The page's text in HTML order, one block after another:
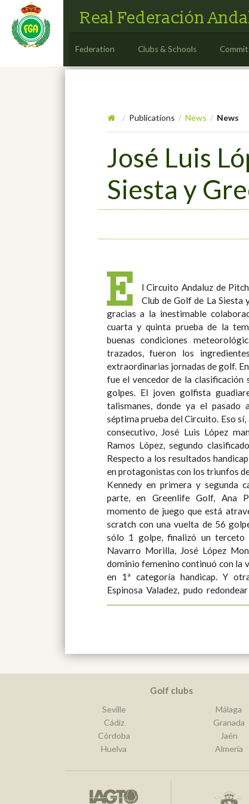
Real Federación
Federation Clubs & Schools
/ Publications / News / News
José Luis
Siesta y
E
l Circuito Andaluz de
Club de Golf de La Siesta
gracias a la inestimable
cuarta y quinta prueba de la temporada. En ambos
buenas condiciones
trazados, fueron los
extraordinarias jornadas de golf. En La Siesta, José Luis López Bautista
fue el vencedor de la
golpes. El joven golfista
talismanes, donde ya el
séptima prueba del Circuito. Eso sí, antes de sumar este segundo éxito
consecutivo, José Luis López
Ramos López, segundo
Respecto a los resultados
en protagonistas con los triunfos
Kennedy en primera y segunda
parte, en Greenlife Golf, Ana
momento de juego que está
scratch con una vuelta de 56
sólo 1 golpe, finalizó un terceto
Navarro Morilla, José López
dominio femenino continuó con la
en 1ª categoría handicap. Y
Espinosa Valadez, pudo
féminas en Greenlife, pero
Martínez Navarro el triunfo
de premios, contó con la
Comité Técnico de Pitch & Putt de la Real Federación
Golf; Carlos Ramón de Fata,
Siesta y Francisco Galán,
prueba del Circuito Andaluz de Pitch & Putt se celebrará el día 28 de
Golf clubs
Seville
Cádiz
Córdoba
Huelva
Málaga
Granada
Jaén
Almería